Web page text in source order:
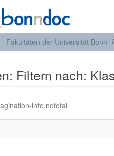
Fakultäten der Universität Bonn
Filtern nach:
info.nototal